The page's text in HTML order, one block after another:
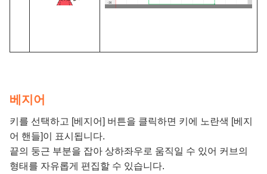
베지어
키를 선택하고 [베지어] 버튼을 클릭하면 키에 노란색 [베지
어 핸들]이 표시됩니다.
끝의 둥근 부분을 잡아 상하좌우로 움직일 수 있어 커브의
형태를 자유롭게 편집할 수 있습니다.